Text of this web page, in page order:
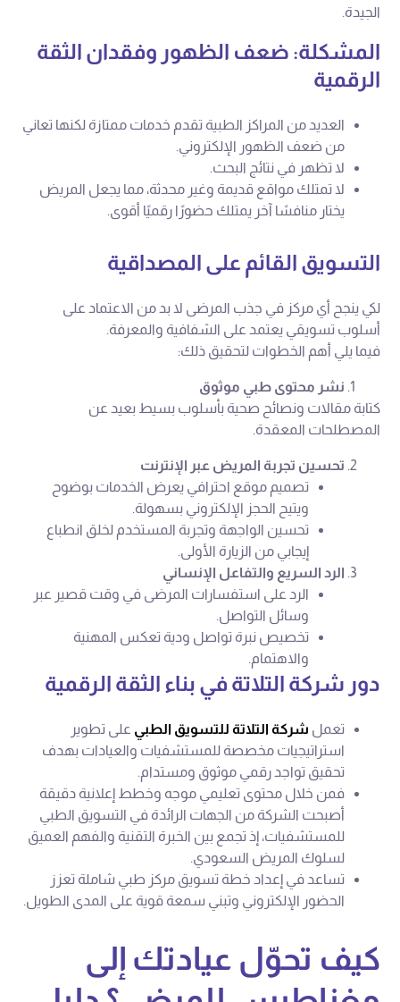
الجيدة.
المشكلة: ضعف الظهور وفقدان الثقة
الرقمية
العديد من المراكز الطبية تقدم خدمات ممتازة لكنها تعاني
من ضعف الظهور الإلكتروني.
لا تظهر في نتائج البحث.
لا تمتلك مواقع قديمة وغير محدثة، مما يجعل المريض
يختار منافسًا آخر يمتلك حضورًا رقميًا أقوى.
التسويق القائم على المصداقية
لكي ينجح أي مركز في جذب المرضى لا بد من الاعتماد على
أسلوب تسويقي يعتمد على الشفافية والمعرفة.
فيما يلي أهم الخطوات لتحقيق ذلك:
نشر محتوى طبي موثوق
كتابة مقالات ونصائح صحية بأسلوب بسيط بعيد عن
المصطلحات المعقدة.
تحسين تجربة المريض عبر الإنترنت
تصميم موقع احترافي يعرض الخدمات بوضوح
ويتيح الحجز الإلكتروني بسهولة.
تحسين الواجهة وتجربة المستخدم لخلق انطباع
إيجابي من الزيارة الأولى.
الرد السريع والتفاعل الإنساني
الرد على استفسارات المرضى في وقت قصير عبر
وسائل التواصل.
تخصيص نبرة تواصل ودية تعكس المهنية
والاهتمام.
دور شركة التلاتة في بناء الثقة الرقمية
تعمل شركة التلاتة للتسويق الطبي على تطوير
استراتيجيات مخصصة للمستشفيات والعيادات بهدف
تحقيق تواجد رقمي موثوق ومستدام.
فمن خلال محتوى تعليمي موجه وخطط إعلانية دقيقة
أصبحت الشركة من الجهات الرائدة في التسويق الطبي
للمستشفيات، إذ تجمع بين الخبرة التقنية والفهم العميق
لسلوك المريض السعودي.
تساعد في إعداد خطة تسويق مركز طبي شاملة تعزز
الحضور الإلكتروني وتبني سمعة قوية على المدى الطويل.
كيف تحوّل عيادتك إلى